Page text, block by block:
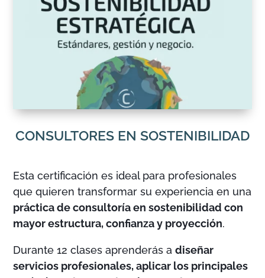
CONSULTORES EN SOSTENIBILIDAD
Esta certificación es ideal para profesionales
que quieren transformar su experiencia en una
práctica de consultoría en sostenibilidad con
mayor estructura, confianza y proyección.
Durante 12 clases aprenderás adiseñar
servicios profesionales, aplicar los principales